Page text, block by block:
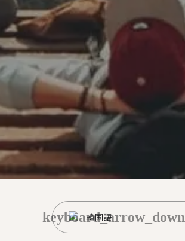
韓国語
keyboard_arrow_down